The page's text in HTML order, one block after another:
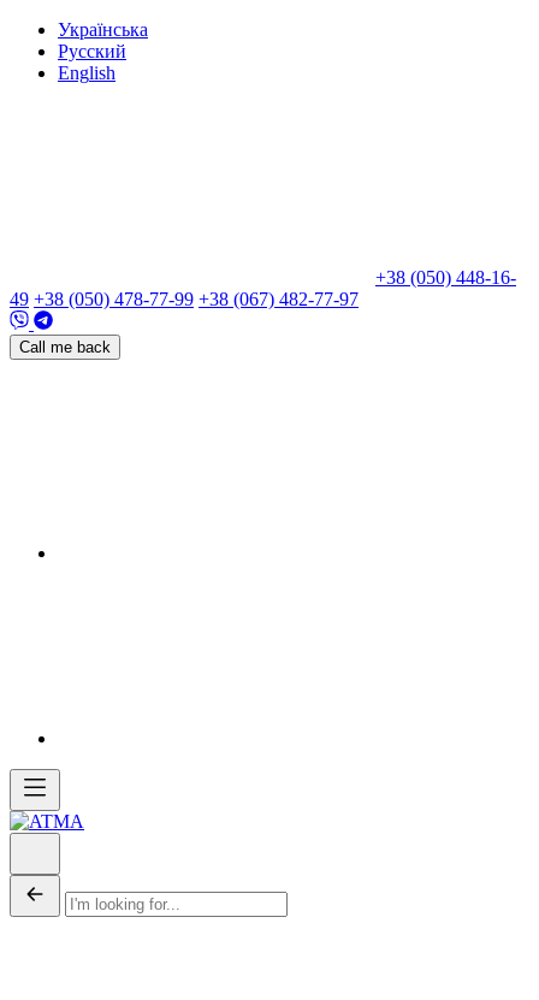
Українська
Русский
English
+38 (050) 448-16-
49 +38 (050) 478-77-99 +38 (067) 482-77-97
Call me back